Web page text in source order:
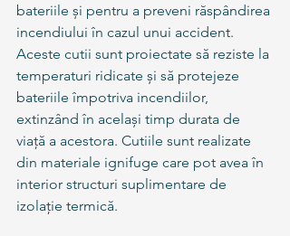
bateriile și pentru a preveni răspândirea
incendiului în cazul unui accident.
Aceste cutii sunt proiectate să reziste la
temperaturi ridicate și să protejeze
bateriile împotriva incendiilor,
extinzând în același timp durata de
viață a acestora. Cutiile sunt realizate
din materiale ignifuge care pot avea în
interior structuri suplimentare de
izolație termică.